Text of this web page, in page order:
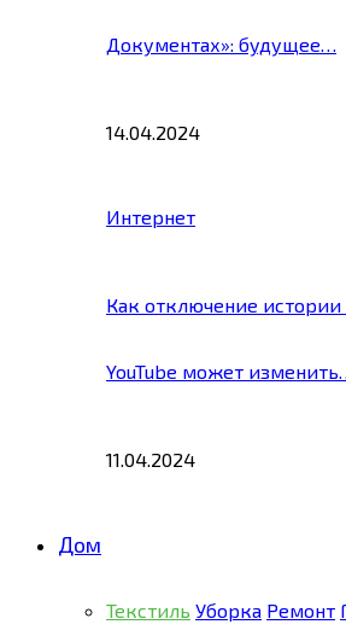
Документах»: будущее…
14.04.2024
Интернет
Как отключение
YouTube может
11.04.2024
Дом
Текстиль Уборка Ремонт